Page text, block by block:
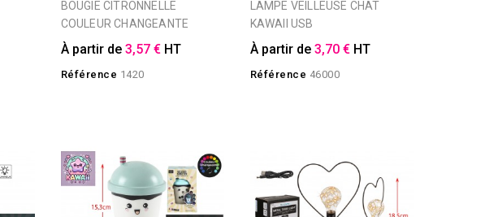
BOUGIE CITRONNELLE
COULEUR CHANGEANTE
À partir de 3,57 € HT
Référence 1420
KAWAII USB
À partir de 3,70 € HT
Référence 46000